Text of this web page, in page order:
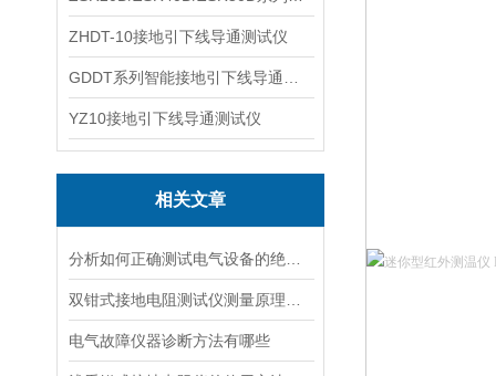
ZHDT-10接地引下线导通测试仪
YZ10接地引下线导通测试仪
相关文章
电气故障仪器诊断方法有哪些